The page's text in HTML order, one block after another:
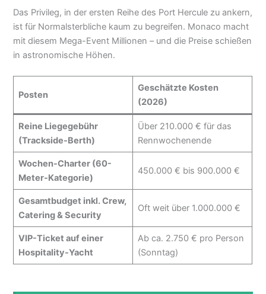
Das Privileg, in der ersten Reihe des Port Hercule zu ankern,
ist für Normalsterbliche kaum zu begreifen. Monaco macht
mit diesem Mega-Event Millionen – und die Preise schießen
in astronomische Höhen.
Posten
Geschätzte Kosten
(2026)
Reine Liegegebühr
(Trackside-Berth)
Über 210.000 € für das
Rennwochenende
Wochen-Charter (60-
Meter-Kategorie)
450.000 € bis 900.000 €
Gesamtbudget inkl. Crew,
Catering & Security
Oft weit über 1.000.000 €
VIP-Ticket auf einer
Hospitality-Yacht
Ab ca. 2.750 € pro Person
(Sonntag)